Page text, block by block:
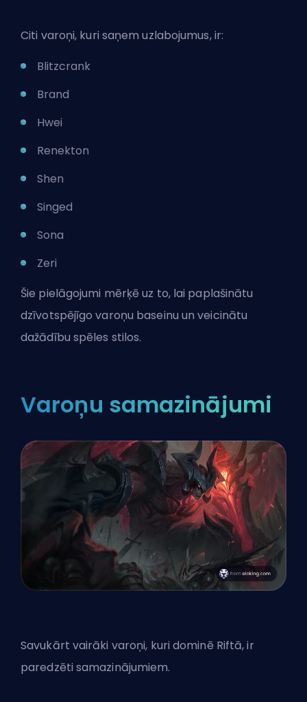
Citi varoņi, kuri saņem uzlabojumus, ir:
Blitzcrank
Brand
Hwei
Renekton
Shen
Singed
Sona
Zeri
Šie pielāgojumi mērķē uz to, lai paplašinātu
dzīvotspējīgo varoņu baseinu un veicinātu
dažādību spēles stilos.
Varoņu samazinājumi
Savukārt vairāki varoņi, kuri dominē Riftā, ir
paredzēti samazinājumiem.